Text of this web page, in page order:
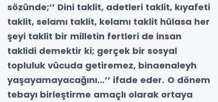
sözünde;’’ Dini taklit, adetleri taklit, kıyafeti
taklit, selamı taklit, kelamı taklit hülasa her
şeyi taklit bir milletin fertleri de insan
taklidi demektir ki; gerçek bir sosyal
topluluk vücuda getiremez, binaenaleyh
yaşayamayacağını...’’ ifade eder. O dönem
tebayı birleştirme amaçlı olarak ortaya